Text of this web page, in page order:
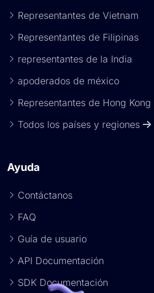
Representantes de Vietnam
Representantes de Filipinas
representantes de la India
apoderados de méxico
Representantes de Hong Kong
Todos los países y regiones
Ayuda
Contáctanos
FAQ
Guía de usuario
API Documentación
SDK Documentación